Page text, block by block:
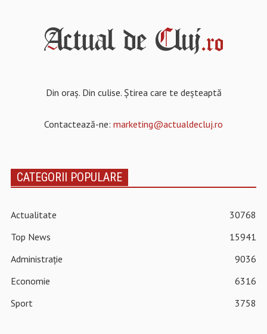
Din oraș. Din culise. Știrea care te deșteaptă
Contactează-ne: marketing@actualdecluj.ro
CATEGORII POPULARE
Actualitate
30768
Top News
15941
Administrație
9036
Economie
6316
Sport
3758